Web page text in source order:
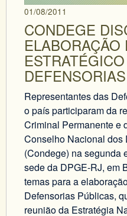
01/08/2011
CONDEGE
ELABORAÇÃO
DEFENSORIAS
Representantes das
o país participaram da
Criminal Permanente e
Conselho Nacional dos
(Condege) na segunda
sede da DPGE-RJ, em
temas para a
Defensorias Públicas,
reunião da Estratégia